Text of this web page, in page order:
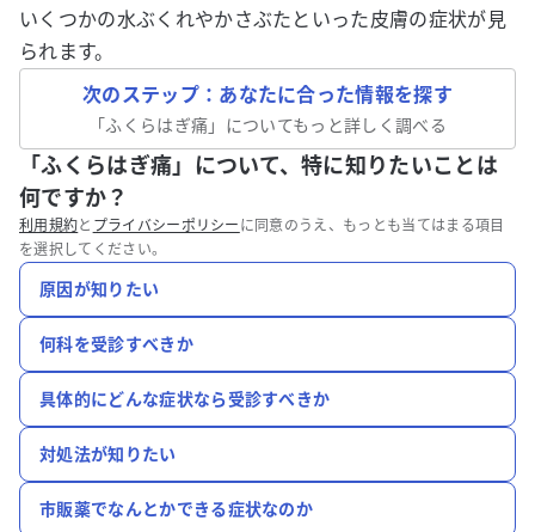
いくつかの水ぶくれやかさぶたといった皮膚の症状が見
られます。
次のステップ：あなたに合った情報を探す
「ふくらはぎ痛 」についてもっと詳しく調べる
「ふくらはぎ痛」について、特に知りたいことは
何ですか？
利用規約と プライバシーポリシー に同意のうえ、もっとも当てはまる項目
を選択してください。
原因が知りたい
何科を受診すべきか
具体的にどんな症状なら受診すべきか
対処法が知りたい
市販薬でなんとかできる症状なのか